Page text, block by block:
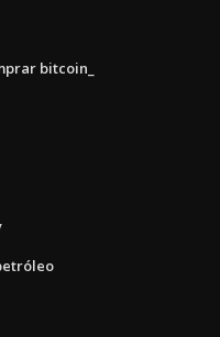
bitcoin_